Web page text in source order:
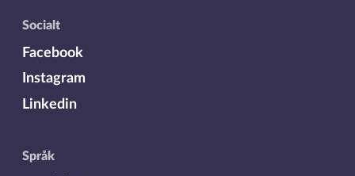
Socialt
Facebook
Instagram
Linkedin
Språk